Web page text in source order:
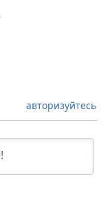
авторизуйтесь